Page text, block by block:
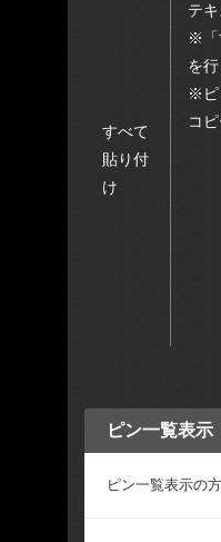
すべて
貼り付
け
テ
※「
を
※ピ
コ
ピン一覧表示
ピン一覧表示の